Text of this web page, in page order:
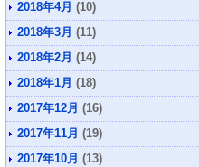
2018年4月 (10)
2018年3月 (11)
2018年2月 (14)
2018年1月 (18)
2017年12月 (16)
2017年11月 (19)
2017年10月 (13)